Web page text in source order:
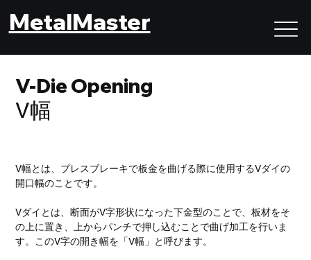
MetalMaster
V-Die Opening
V幅
V幅とは、プレスブレーキで板金を曲げる際に使用するVダイの
開口幅のことです。
Vダイとは、断面がV字形状になった下金型のことで、板材をそ
の上に置き、上からパンチで押し込むことで曲げ加工を行いま
す。このV字の開き幅を「V幅」と呼びます。